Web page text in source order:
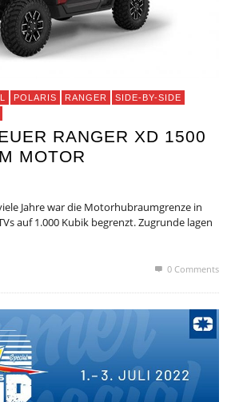
POLARIS RANGER
SIDE-BY-SIDE
RANGER XD 1500
MOTOR
Jahre war die Motorhubraumgrenze in
auf 1.000 Kubik begrenzt. Zugrunde lagen
0 Comments